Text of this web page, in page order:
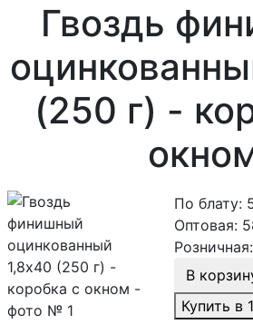
Гвоздь
(250 г) -
По блату:
Оптовая:
Розничная:
В
Купить в